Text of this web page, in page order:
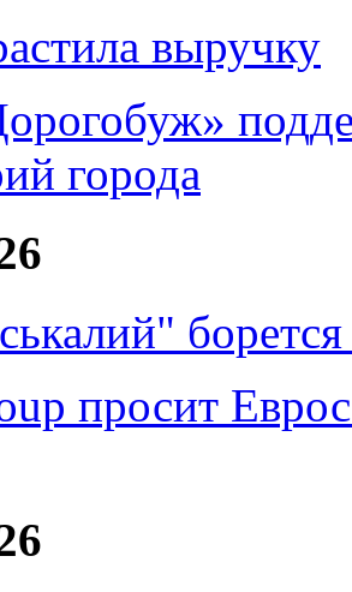
выручку
города
борется
просит